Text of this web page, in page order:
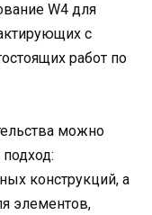
W4 для
с
работ по
можно
конструкций, а
элементов,